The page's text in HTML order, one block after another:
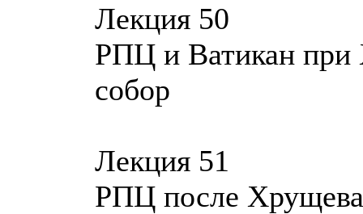
Лекция 50
РПЦ и Ватикан при
собор
Лекция 51
РПЦ после